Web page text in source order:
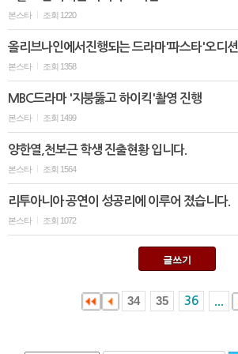
본스타 조회 1220
올리브나인에서진행되는 드라마'파스타'오디션
본스타 조회 1358
MBC드라마 '지붕뚫고 하이킥'촬영 진행
본스타 조회 1499
양한열,천보근 학생 진출현황 입니다.
본스타 조회 1564
리투아니아 공연이 성공리에 이루어 졌습니다.
본스타 조회 1072
글쓰기
34 35 36